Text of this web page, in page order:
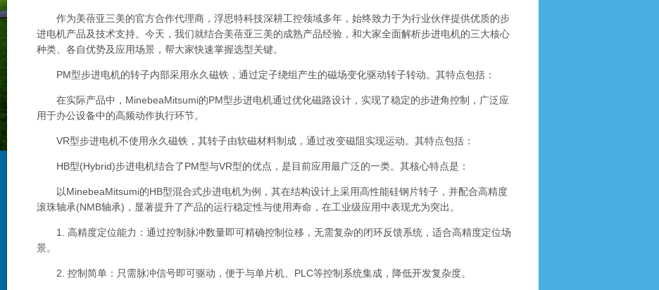
作为美蓓亚三美的官方合作代理商，浮思特科技深耕工控领域多年，始终致力于为行业伙伴提供优质的步
进电机产品及技术支持。今天，我们就结合美蓓亚三美的成熟产品经验，和大家全面解析步进电机的三大核心
种类、各自优势及应用场景，帮大家快速掌握选型关键。
PM型步进电机的转子内部采用永久磁铁，通过定子绕组产生的磁场变化驱动转子转动。其特点包括：
在实际产品中，MinebeaMitsumi的PM型步进电机通过优化磁路设计，实现了稳定的步进角控制，广泛应
用于办公设备中的高频动作执行环节。
VR型步进电机不使用永久磁铁，其转子由软磁材料制成，通过改变磁阻实现运动。其特点包括：
HB型(Hybrid)步进电机结合了PM型与VR型的优点，是目前应用最广泛的一类。其核心特点是：
以MinebeaMitsumi的HB型混合式步进电机为例，其在结构设计上采用高性能硅钢片转子，并配合高精度
滚珠轴承(NMB轴承)，显著提升了产品的运行稳定性与使用寿命，在工业级应用中表现尤为突出。
1. 高精度定位能力：通过控制脉冲数量即可精确控制位移，无需复杂的闭环反馈系统，适合高精度定位场
景。
2. 控制简单：只需脉冲信号即可驱动，便于与单片机、PLC等控制系统集成，降低开发复杂度。